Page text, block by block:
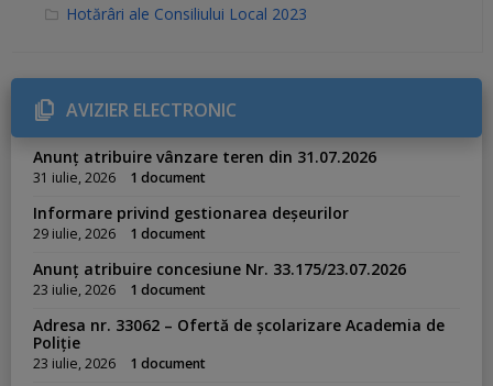
C
r
i
e
s
Hotărâri ale Consiliului Local 2023
AVIZIER ELECTRONIC
Anunț atribuire vânzare teren din 31.07.2026
31 iulie, 2026 1 document
Informare privind gestionarea deșeurilor
29 iulie, 2026 1 document
Anunț atribuire concesiune Nr. 33.175/23.07.2026
23 iulie, 2026 1 document
Adresa nr. 33062 – Ofertă de școlarizare Academia de
Poliție
23 iulie, 2026 1 document